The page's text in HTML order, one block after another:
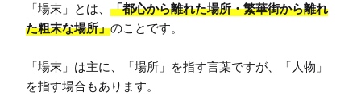
「場末」とは、 「都心から離れた場所・繁華街から離れ
た粗末な場所」のことです。
「場末」は主に、「場所」を指す言葉ですが、「人物」
を指す場合もあります。